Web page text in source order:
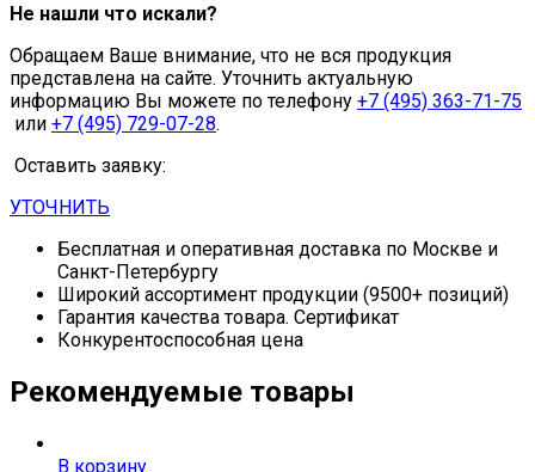
Не нашли что искали?
Обращаем Ваше внимание, что не вся продукция
представлена на сайте. Уточнить актуальную
информацию Вы можете по телефону +7 (495) 363-71-75
или +7 (495) 729-07-28.
Оставить заявку:
УТОЧНИТЬ
Бесплатная и оперативная доставка по Москве и
Санкт-Петербургу
Широкий ассортимент продукции (9500+ позиций)
Гарантия качества товара. Сертификат
Конкурентоспособная цена
Рекомендуемые товары
В корзину